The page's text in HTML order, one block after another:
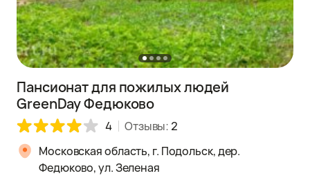
Пансионат для пожилых людей
GreenDay Федюково
4 Отзывы: 2
Московская область, г. Подольск, дер.
Федюково, ул. Зеленая